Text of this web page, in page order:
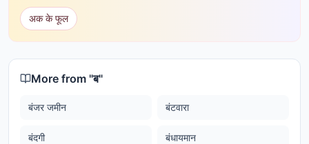
अक के फूल
More from "ब"
बंजर जमीन बंटवारा
बंदगी बंधायमान